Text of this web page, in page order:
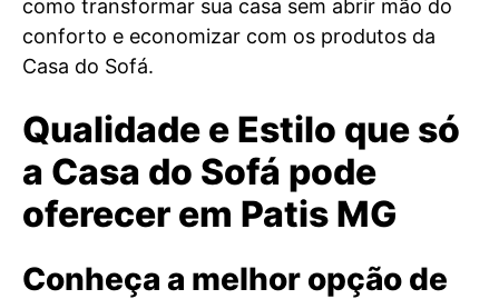
como transformar sua casa sem abrir mão do
conforto e economizar com os produtos da
Casa do Sofá.
Qualidade e Estilo que só
a Casa do Sofá pode
oferecer em Patis MG
Conheça a melhor opção de